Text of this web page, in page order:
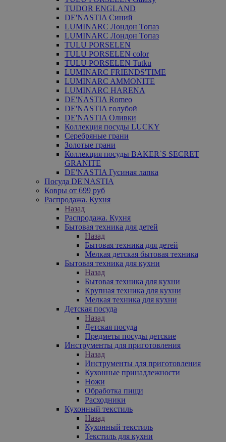
TUDOR ENGLAND
DE'NASTIA Синий
LUMINARC Лондон Топаз
LUMINARC Лондон Топаз
TULU PORSELEN
TULU PORSELEN color
TULU PORSELEN Tutku
LUMINARC FRIENDS'TIME
LUMINARC AMMONITE
LUMINARC HARENA
DE'NASTIA Romeo
DE'NASTIA голубой
DE'NASTIA Оливки
Коллекция посуды LUCKY
Серебряные грани
Золотые грани
Коллекция посуды BAKER`S SECRET
GRANITE
DE'NASTIA Гусиная лапка
Посуда DE'NASTIA
Ковры от 699 руб
Распродажа. Кухня
Назад
Распродажа. Кухня
Бытовая техника для детей
Назад
Бытовая техника для детей
Мелкая детская бытовая техника
Бытовая техника для кухни
Назад
Бытовая техника для кухни
Крупная техника для кухни
Мелкая техника для кухни
Детская посуда
Назад
Детская посуда
Предметы посуды детские
Инструменты для приготовления
Назад
Инструменты для приготовления
Кухонные принадлежности
Ножи
Обработка пищи
Расходники
Кухонный текстиль
Назад
Кухонный текстиль
Текстиль для кухни